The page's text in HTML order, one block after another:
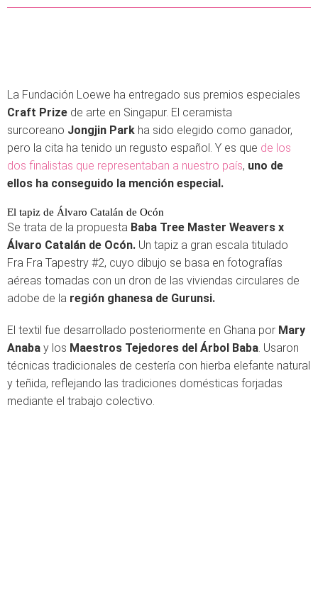
La Fundación Loewe ha entregado sus premios especiales
Craft Prize de arte en Singapur. El ceramista
surcoreano Jongjin Park ha sido elegido como ganador,
pero la cita ha tenido un regusto español. Y es que de los
dos finalistas que representaban a nuestro país, uno de
ellos ha conseguido la mención especial.
El tapiz de Álvaro Catalán de Ocón
Se trata de la propuesta Baba Tree Master Weavers x
Álvaro Catalán de Ocón. Un tapiz a gran escala titulado
Fra Fra Tapestry #2, cuyo dibujo se basa en fotografías
aéreas tomadas con un dron de las viviendas circulares de
adobe de la región ghanesa de Gurunsi.
El textil fue desarrollado posteriormente en Ghana por Mary
Anaba y los Maestros Tejedores del Árbol Baba. Usaron
técnicas tradicionales de cestería con hierba elefante natural
y teñida, reflejando las tradiciones domésticas forjadas
mediante el trabajo colectivo.